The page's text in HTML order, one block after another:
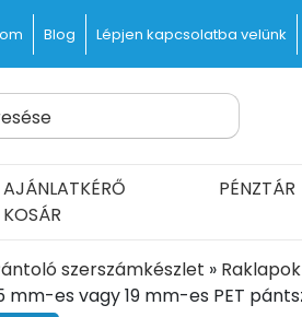
Blog Lépjen kapcsolatba velünk
AJÁNLATKÉRŐ
KOSÁR
PÉNZTÁR
szerszámkészlet »
es vagy 19 mm-es PET